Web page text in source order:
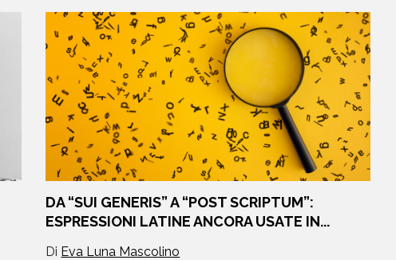
DA “SUI GENERIS” A “POST SCRIPTUM”:
ESPRESSIONI LATINE ANCORA USATE IN...
Di Eva Luna Mascolino